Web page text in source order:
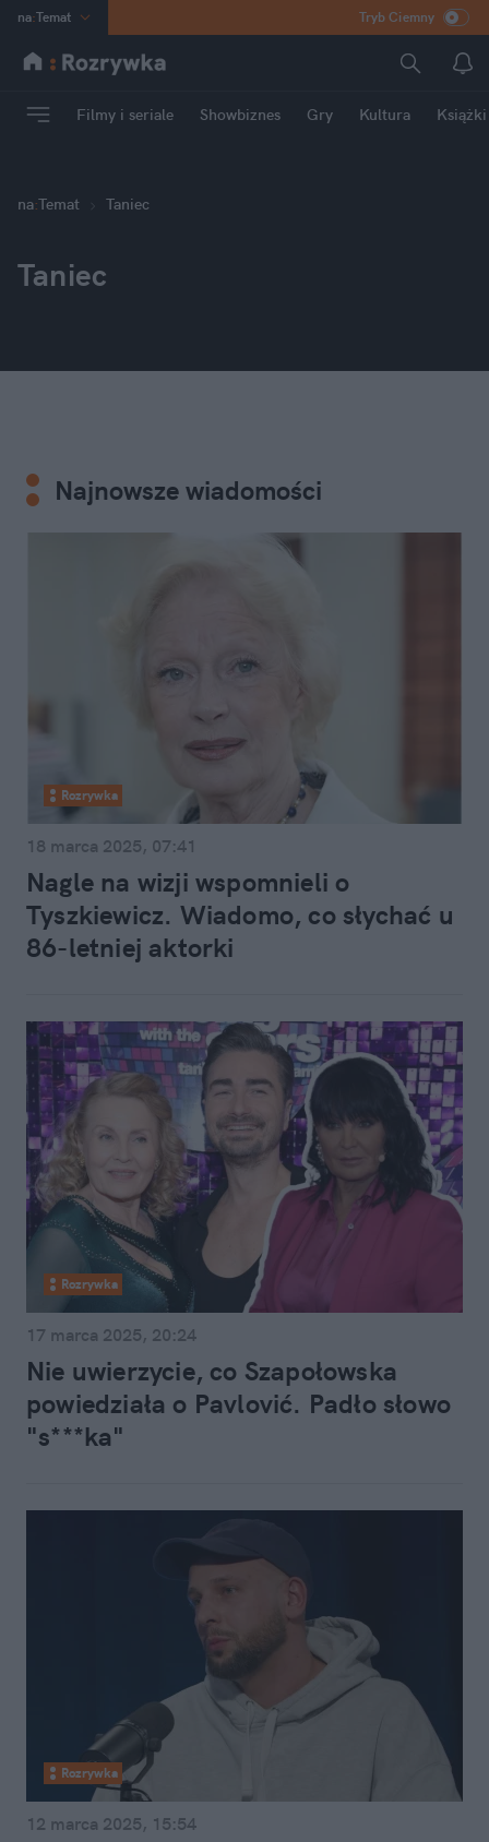
na:Temat
INN Poland
mama
Rozrywka
Tryb Ciemny
Filmy i seriale Showbiznes Gry Kultura Książki
na:Temat Taniec
Taniec
Najnowsze wiadomości
Rozrywka
18 marca 2025, 07:41
Nagle na wizji wspomnieli o
Tyszkiewicz. Wiadomo, co słychać u
86-letniej aktorki
Rozrywka
17 marca 2025, 20:24
Nie uwierzycie, co Szapołowska
powiedziała o Pavlović. Padło słowo
"s***ka"
Rozrywka
12 marca 2025, 15:54